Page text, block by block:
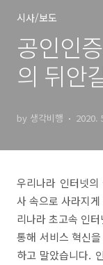
시사/보도
공인인
의 뒤안
by 생각비행 2020.
우리나라 인터넷
사 속으로 사라지
리나라 초고속 인
통해 서비스 혁신
하고 말았습니다.